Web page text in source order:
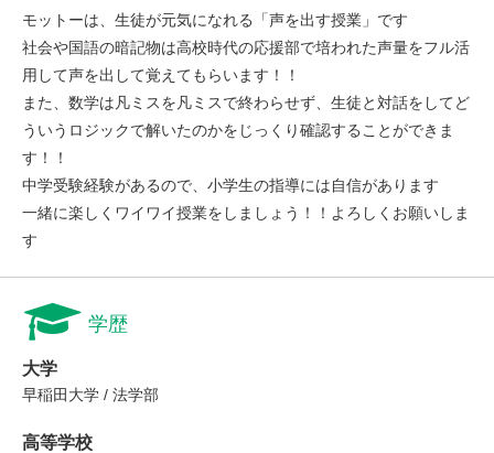
モットーは、生徒が元気になれる「声を出す授業」です
社会や国語の暗記物は高校時代の応援部で培われた声量をフル活
用して声を出して覚えてもらいます！！
また、数学は凡ミスを凡ミスで終わらせず、生徒と対話をしてど
ういうロジックで解いたのかをじっくり確認することができま
す！！
中学受験経験があるので、小学生の指導には自信があります
一緒に楽しくワイワイ授業をしましょう！！よろしくお願いしま
す
学歴
大学
早稲田大学 / 法学部
高等学校